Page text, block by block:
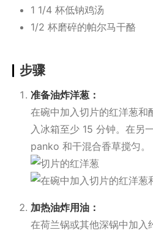
1 1/4 杯低钠鸡汤
1/2 杯磨碎的帕尔马干酪
步骤
准备油炸洋葱：
在碗中加入切片的红洋葱和
入冰箱至少 15 分钟。在另
panko 和干混合香草搅匀。
加热油炸用油：
在荷兰锅或其他深锅中加